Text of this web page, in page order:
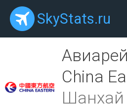
SkyStats.ru
China
Шанхай